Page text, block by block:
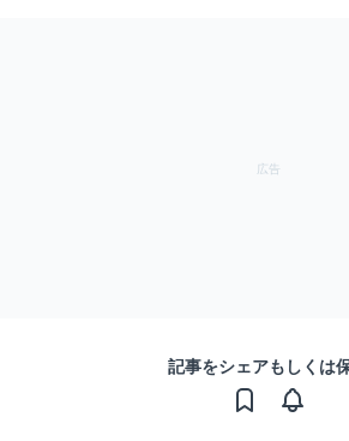
記事をシェアもしくは